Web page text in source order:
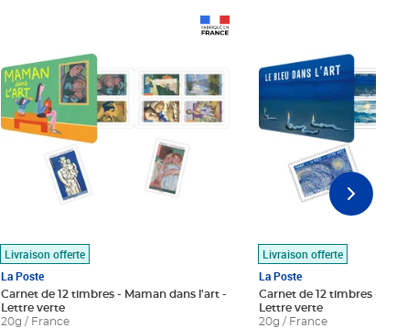
Livraison offerte
La Poste
Carnet de 12 timbres - Maman dans l'art -
Lettre verte
20g / France
Livraison offerte
La Poste
Carnet de 12 timbres - Le
Lettre verte
20g / France